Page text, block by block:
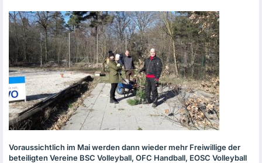
Voraussichtlich im Mai werden dann wieder mehr Freiwillige der
beteiligten Vereine BSC Volleyball, OFC Handball, EOSC Volleyball